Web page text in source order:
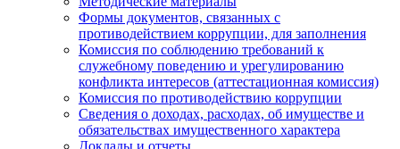
Формы документов, связанных с
противодействием коррупции, для заполнения
Комиссия по соблюдению требований к
служебному поведению и урегулированию
конфликта интересов (аттестационная комиссия)
Комиссия по противодействию коррупции
Сведения о доходах, расходах, об имуществе и
обязательствах имущественного характера
Доклады и отчеты